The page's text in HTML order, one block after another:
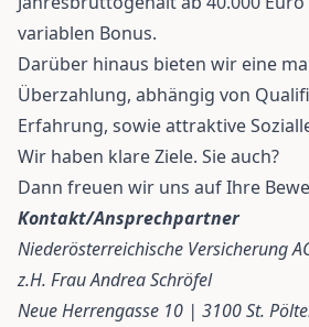
variablen Bonus.
Darüber hinaus bieten wir eine
Überzahlung, abhängig von
Erfahrung, sowie attraktive
Wir haben klare Ziele. Sie auch?
Dann freuen wir uns auf Ihre
Kontakt/Ansprechpartner
Niederösterreichische Versicherung
z.H. Frau Andrea Schröfel
Neue Herrengasse 10 | 3100 St.